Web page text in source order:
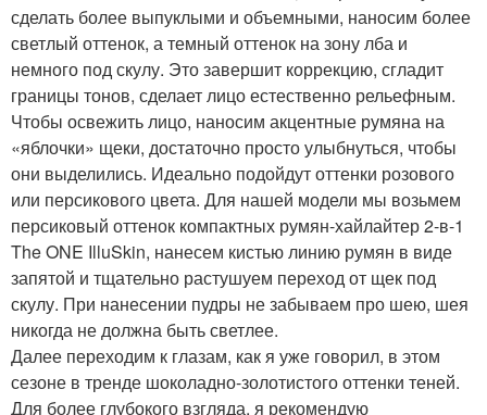
сделать более выпуклыми и объемными, наносим более
светлый оттенок, а темный оттенок на зону лба и
немного под скулу. Это завершит коррекцию, сгладит
границы тонов, сделает лицо естественно рельефным.
Чтобы освежить лицо, наносим акцентные румяна на
«яблочки» щеки, достаточно просто улыбнуться, чтобы
они выделились. Идеально подойдут оттенки розового
или персикового цвета. Для нашей модели мы возьмем
персиковый оттенок компактных румян-хайлайтер 2-в-1
The ONE IlluSkin, нанесем кистью линию румян в виде
запятой и тщательно растушуем переход от щек под
скулу. При нанесении пудры не забываем про шею, шея
никогда не должна быть светлее.
Далее переходим к глазам, как я уже говорил, в этом
сезоне в тренде шоколадно-золотистого оттенки теней.
Для более глубокого взгляда, я рекомендую